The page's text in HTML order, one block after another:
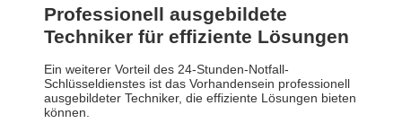
Professionell ausgebildete
Techniker für effiziente Lösungen
Ein weiterer Vorteil des 24-Stunden-Notfall-
Schlüsseldienstes ist das Vorhandensein professionell
ausgebildeter Techniker, die effiziente Lösungen bieten
können.